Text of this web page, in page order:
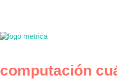
computación